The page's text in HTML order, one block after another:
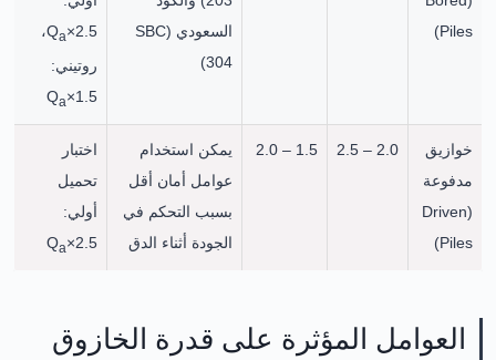
Piles)
السعودي (SBC
304)
2.5×Q
a
،
روتيني:
1.5×Q
a
خوازيق
مدفوعة
(Driven
Piles)
2.0 – 2.5
1.5 – 2.0
يمكن استخدام
عوامل أمان أقل
بسبب التحكم في
الجودة أثناء الدق
اختبار
تحميل
أولي:
2.5×Q
a
العوامل المؤثرة على قدرة الخازوق